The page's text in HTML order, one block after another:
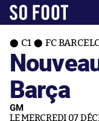
C1 FC
Barça
GM
LE MERCREDI 07